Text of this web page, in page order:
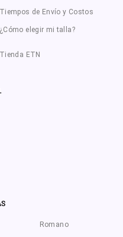
Tiempos de Envío y Costos
¿Cómo elegir mi talla?
Tienda ETN
Romano